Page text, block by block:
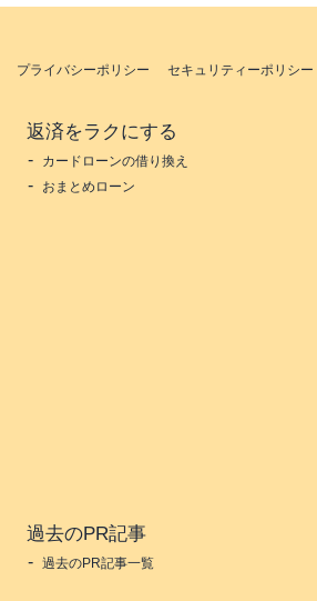
プライバシーポリシー セキュリティーポリシー
返済をラクにする
カードローンの借り換え
おまとめローン
過去のPR記事
過去のPR記事一覧